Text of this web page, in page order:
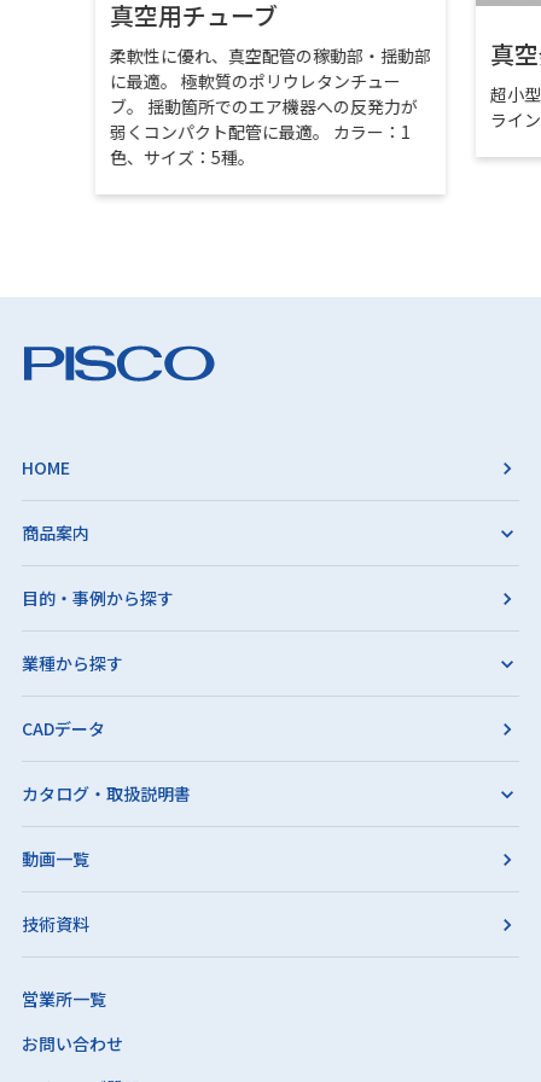
真空用チューブ
柔軟性に優れ、真空配管の稼動部・揺動部
に最適。 極軟質のポリウレタンチュー
ブ。 揺動箇所でのエア機器への反発力が
弱くコンパクト配管に最適。 カラー：1
色、サイズ：5種。
真
超小
ライ
HOME
商品案内
目的・事例から探す
業種から探す
CADデータ
カタログ・取扱説明書
動画一覧
技術資料
営業所一覧
お問い合わせ